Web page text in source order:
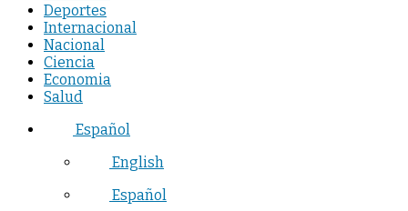
Deportes
Internacional
Nacional
Ciencia
Economia
Salud
Español
English
Español